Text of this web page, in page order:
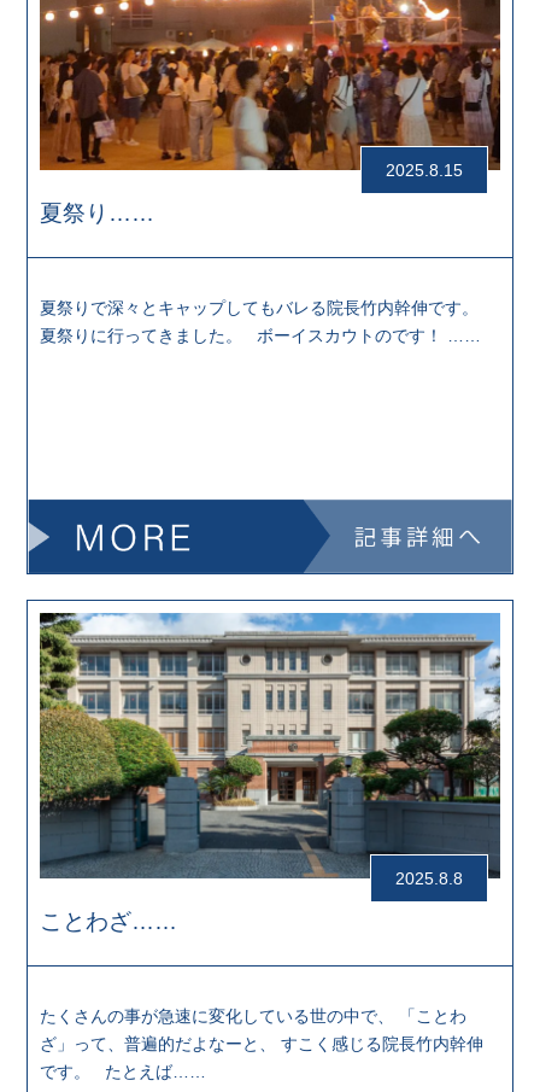
2025.8.15
夏祭り……
夏祭りで深々とキャップしてもバレる院長竹内幹伸です。
夏祭りに行ってきました。 ボーイスカウトのです！ ……
2025.8.8
ことわざ……
たくさんの事が急速に変化している世の中で、 「ことわ
ざ」って、普遍的だよなーと、 すこく感じる院長竹内幹伸
です。 たとえば……